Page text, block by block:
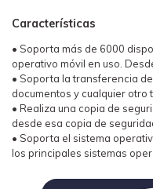
Características
• Soporta más de 6000
operativo móvil en uso.
• Soporta la transferencia
documentos y cualquier otro
• Realiza una copia de
desde esa copia de
• Soporta el sistema
los principales sistemas